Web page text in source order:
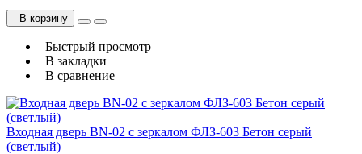
В корзину
Быстрый просмотр
В закладки
В сравнение
Входная дверь BN-02 с зеркалом ФЛЗ-603 Бетон серый
(светлый)